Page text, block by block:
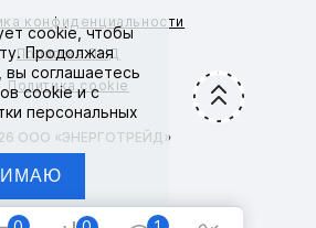
конфиденциальности
Политика ПНД
Политика cookie
ООО «ЭНЕРГОТРЕЙД»
cookie, чтобы
Продолжая
вы соглашаетесь
cookie и с
персональных